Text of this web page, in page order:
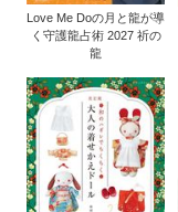
Love Me Doの月と龍が導
く守護龍占術 2027 祈の
龍